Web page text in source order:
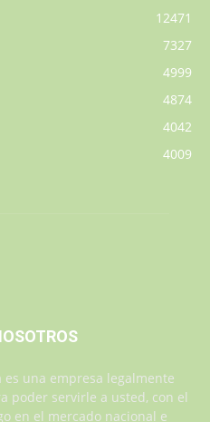
12471
7327
4999
4874
4042
4009
una empresa legalmente
poder servirle a usted, con el
en el mercado nacional e